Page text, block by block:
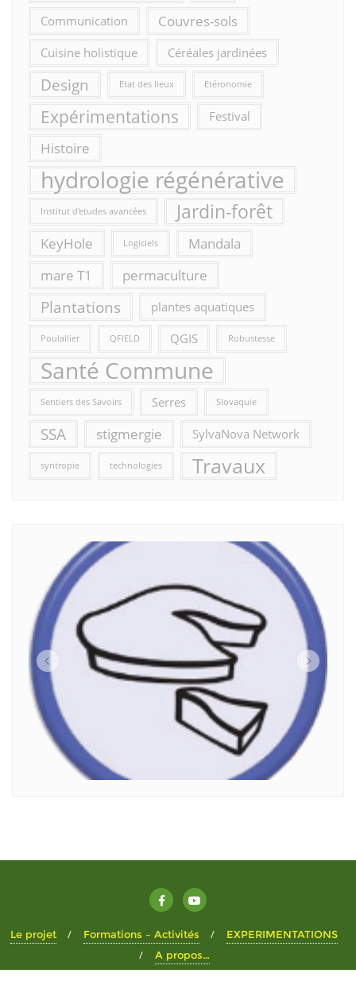
Communication Couvres-sols
Cuisine holistique Céréales jardinées
Design Etat des lieux Etéronomie
Expérimentations Festival
Histoire
hydrologie régénérative
Institut d'etudes avancées Jardin-forêt
KeyHole Logiciels
Mandala
mare T1
permaculture
Plantations plantes aquatiques
Poulallier QFIELD QGIS Robustesse
Santé Commune
Sentiers des Savoirs Serres Slovaquie
SSA stigmergie SylvaNova Network
syntropie technologies Travaux
Le projet Formations – Activités
EXPERIMENTATIONS
A propos…